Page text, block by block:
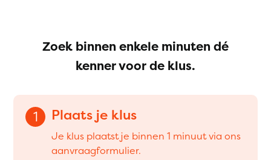
Zoek binnen enkele minuten dé
kenner voor de klus.
1 Plaats je klus
Je klus plaatst je binnen 1 minuut via ons
aanvraagformulier.